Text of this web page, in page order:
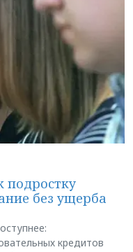
подростку
без ущерба
кредитов